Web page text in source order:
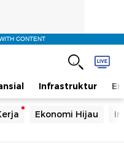
CONTENT
Infrastruktur
Ekonomi Hijau